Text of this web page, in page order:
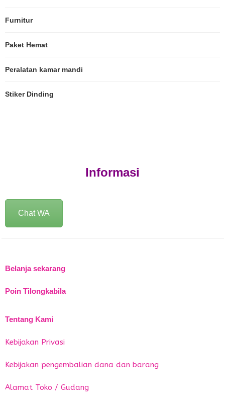
Furnitur
Paket Hemat
Peralatan kamar mandi
Stiker Dinding
Informasi
Chat WA
Belanja sekarang
Poin Tilongkabila
Tentang Kami
Kebijakan Privasi
Kebijakan pengembalian dana dan barang
Alamat Toko / Gudang